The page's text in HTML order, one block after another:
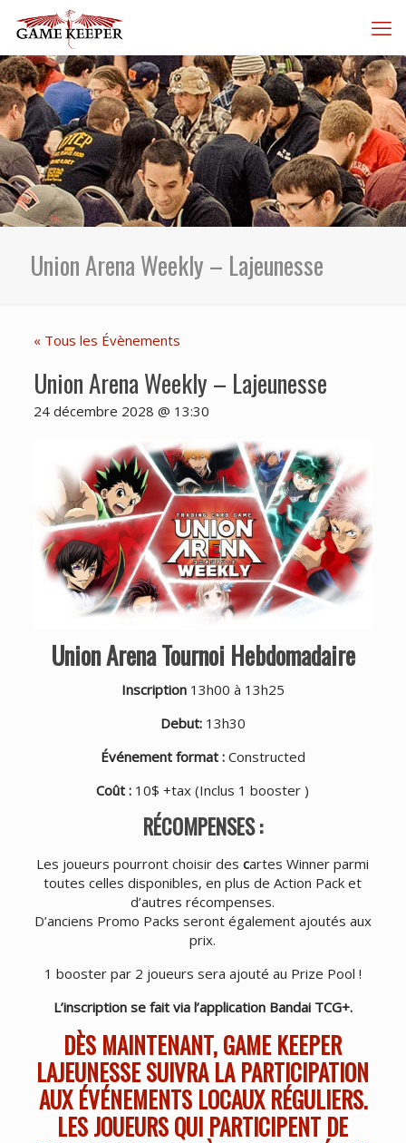
Union Arena Weekly – Lajeunesse
« Tous les Évènements
Union Arena Weekly – Lajeunesse
24 décembre 2028 @ 13:30
Union Arena Tournoi Hebdomadaire
Inscription 13h00 à 13h25
Debut:13h30
Événement format : Constructed
Coût : 10$ +tax (Inclus 1 booster )
RÉCOMPENSES :
Les joueurs pourront choisir descartes Winner parmi
toutes celles disponibles, en plus de Action Pack et
d’autres récompenses.
D’anciens Promo Packs seront également ajoutés aux
prix.
1 booster par 2 joueurs sera ajouté au Prize Pool !
L’inscription se fait via l’application Bandai TCG+.
DÈS MAINTENANT, GAME KEEPER
LAJEUNESSE SUIVRA LA PARTICIPATION
AUX ÉVÉNEMENTS LOCAUX RÉGULIERS.
LES JOUEURS QUI PARTICIPENT DE